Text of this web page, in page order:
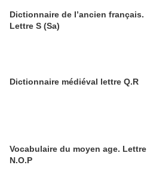
Dictionnaire de l’ancien français.
Lettre S (Sa)
Dictionnaire médiéval lettre Q.R
Vocabulaire du moyen age. Lettre
N.O.P